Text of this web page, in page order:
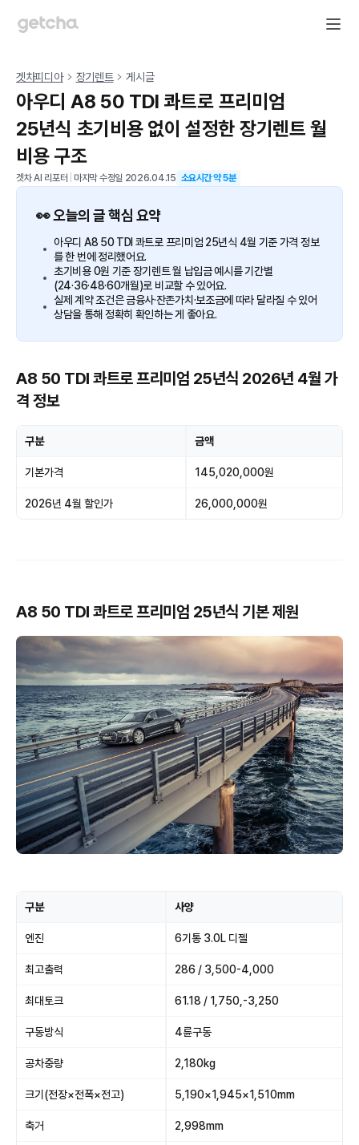
겟차피디아 장기렌트 게시글
아우디 A8 50 TDI 콰트로 프리미엄
25년식 초기비용 없이 설정한 장기렌트 월
비용 구조
겟차 AI 리포터 마지막 수정일 2026.04.15 소요시간 약5분
👀 오늘의 글 핵심 요약
아우디 A8 50 TDI 콰트로 프리미엄 25년식 4월 기준 가격 정보
를 한 번에 정리했어요.
초기비용 0원 기준 장기렌트 월 납입금 예시를 기간별
(24·36·48·60개월)로 비교할 수 있어요.
실제 계약 조건은 금융사·잔존가치·보조금에 따라 달라질 수 있어
상담을 통해 정확히 확인하는 게 좋아요.
A8 50 TDI 콰트로 프리미엄 25년식 2026년 4월 가
격 정보
구분 금액
기본가격 145,020,000원
2026년 4월 할인가 26,000,000원
A8 50 TDI 콰트로 프리미엄 25년식 기본 제원
구분 사양
엔진 6기통 3.0L 디젤
최고출력 286 / 3,500-4,000
최대토크 61.18 / 1,750,-3,250
구동방식 4륜구동
공차중량 2,180kg
크기(전장×전폭×전고) 5,190×1,945×1,510mm
축거 2,998mm